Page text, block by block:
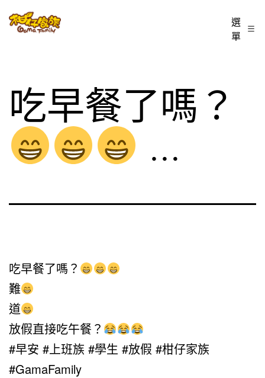
至柑
BLOG
選
單
吃早餐了嗎？
…
吃早餐了嗎？
難
道
放假直接吃午餐？
#早安 #上班族 #學生 #放假 #柑仔家族
#GamaFamily